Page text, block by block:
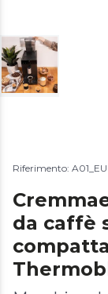
Riferimento:
da caffè